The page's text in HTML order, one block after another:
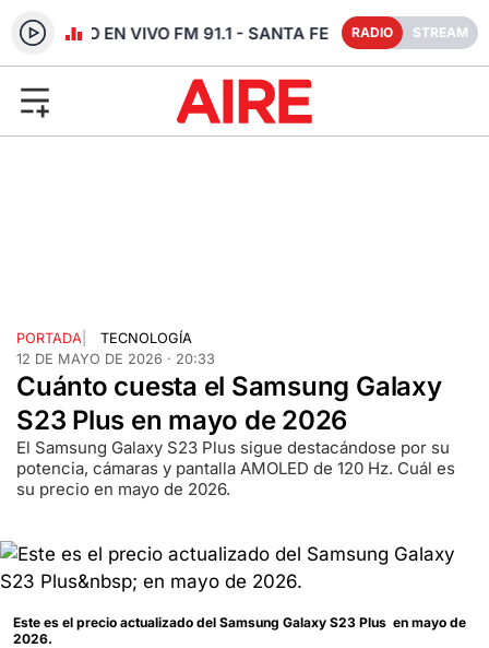
RADIO EN VIVO FM 91.1 - SANTA FE RADIO STREAM
PORTADA
TECNOLOGÍA
12 DE MAYO DE 2026 · 20:33
Cuánto cuesta el Samsung Galaxy
S23 Plus en mayo de 2026
El Samsung Galaxy S23 Plus sigue destacándose por su
potencia, cámaras y pantalla AMOLED de 120 Hz. Cuál es
su precio en mayo de 2026.
Este es el precio actualizado del Samsung Galaxy S23 Plus en mayo de
2026.